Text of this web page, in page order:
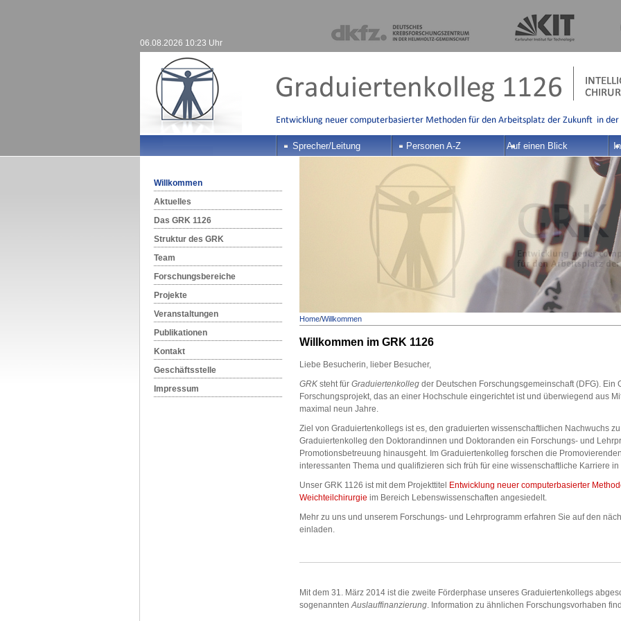
06.08.2026 10:23 Uhr
Sprecher/Leitung Personen A-Z Auf einen Blick
Willkommen
Aktuelles
Das GRK 1126
Struktur des GRK
Team
Forschungsbereiche
Projekte
Veranstaltungen
Publikationen
Kontakt
Geschäftsstelle
Impressum
Home/Willkommen
Willkommen im GRK 1126
Liebe Besucherin, lieber Besucher,
GRKsteht für Graduiertenkollegder Deutschen Forschungsgemeinschaft (DFG). Ein
Forschungsprojekt, das an einer Hochschule eingerichtet ist und überwiegend aus
maximal neun Jahre.
Ziel von Graduiertenkollegs ist es, den graduierten wissenschaftlichen Nachwuchs
Graduiertenkolleg den Doktorandinnen und Doktoranden ein Forschungs- und
Promotionsbetreuung hinausgeht. Im Graduiertenkolleg forschen die
interessanten Thema und qualifizieren sich früh für eine wissenschaftliche Karriere
Unser GRK 1126 ist mit dem Projekttitel
Entwicklung neuer computerbasierter
Weichteilchirurgie im Bereich Lebenswissenschaften angesiedelt.
Mehr zu uns und unserem Forschungs- und Lehrprogramm erfahren Sie auf den
einladen.
Mit dem 31. März 2014 ist die zweite Förderphase unseres Graduiertenkollegs
sogenanntenAuslauffinanzierung. Information zu ähnlichen Forschungsvorhaben